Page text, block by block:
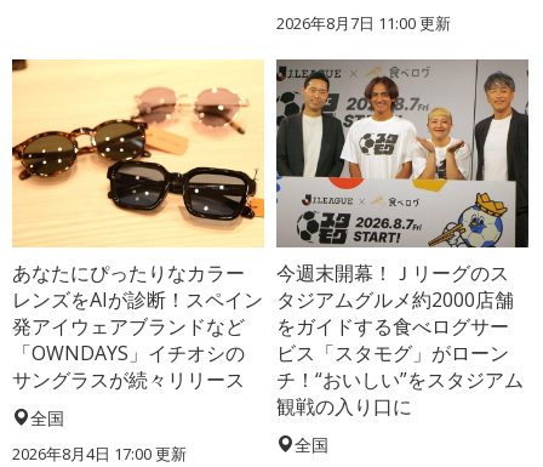
2026年8月7日 11:00更新
あなたにぴったりなカラー
レンズをAIが診断！スペイン
発アイウェアブランドなど
「OWNDAYS」イチオシの
サングラスが続々リリース
全国
2026年8月4日 17:00更新
今週末開幕！Ｊリーグのス
タジアムグルメ約2000店舗
をガイドする食べログサー
ビス「スタモグ」がローン
チ！“おいしい”をスタジアム
観戦の入り口に
全国